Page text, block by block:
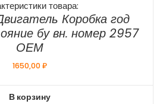
товара:
Коробка год
бу вн. номер 2957
ОЕМ
1650,00₽
В корзину